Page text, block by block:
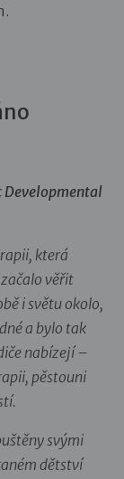
Developmental
která
věřit
i světu okolo,
a bylo tak
nabízejí –
pěstouni
svými
dětství